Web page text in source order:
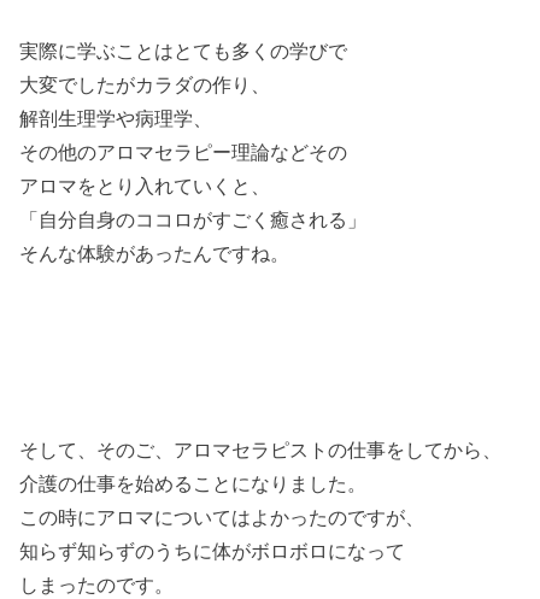
実際に学ぶことはとても多くの学びで
大変でしたがカラダの作り、
解剖生理学や病理学、
その他のアロマセラピー理論などその
アロマをとり入れていくと、
「自分自身のココロがすごく癒される」
そんな体験があったんですね。
そして、そのご、アロマセラピストの仕事をしてから、
介護の仕事を始めることになりました。
この時にアロマについてはよかったのですが、
知らず知らずのうちに体がボロボロになって
しまったのです。